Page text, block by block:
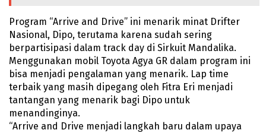
Program “Arrive and Drive” ini menarik minat Drifter
Nasional, Dipo, terutama karena sudah sering
berpartisipasi dalam track day di Sirkuit Mandalika.
Menggunakan mobil Toyota Agya GR dalam program ini
bisa menjadi pengalaman yang menarik. Lap time
terbaik yang masih dipegang oleh Fitra Eri menjadi
tantangan yang menarik bagi Dipo untuk
menandinginya.
“Arrive and Drive menjadi langkah baru dalam upaya